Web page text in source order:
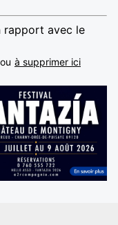
rapport avec le
ou à supprimer ici